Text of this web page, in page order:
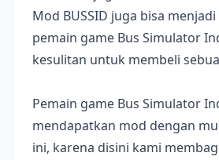
Mod BUSSID juga bisa
pemain game Bus Simulator
kesulitan untuk membeli
Pemain game Bus Simulator
mendapatkan mod dengan
ini, karena disini kami